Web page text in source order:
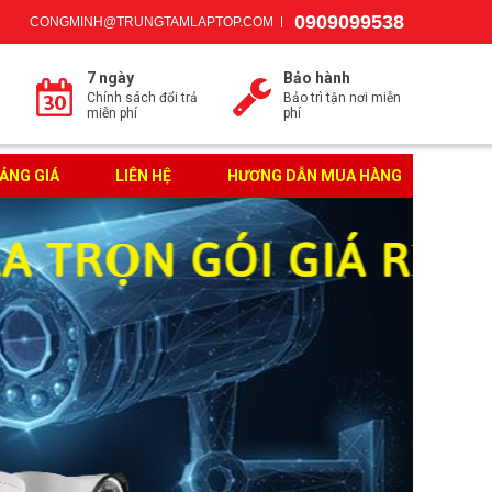
CONGMINH@TRUNGTAMLAPTOP.COM 0909099538
7 ngày
Chính sách đổi trả
miễn phí
Bảo hành
Bảo trì tận nơi miễn
phí
GIÁ LIÊN HỆ HƯƠNG DẪN MUA HÀNG